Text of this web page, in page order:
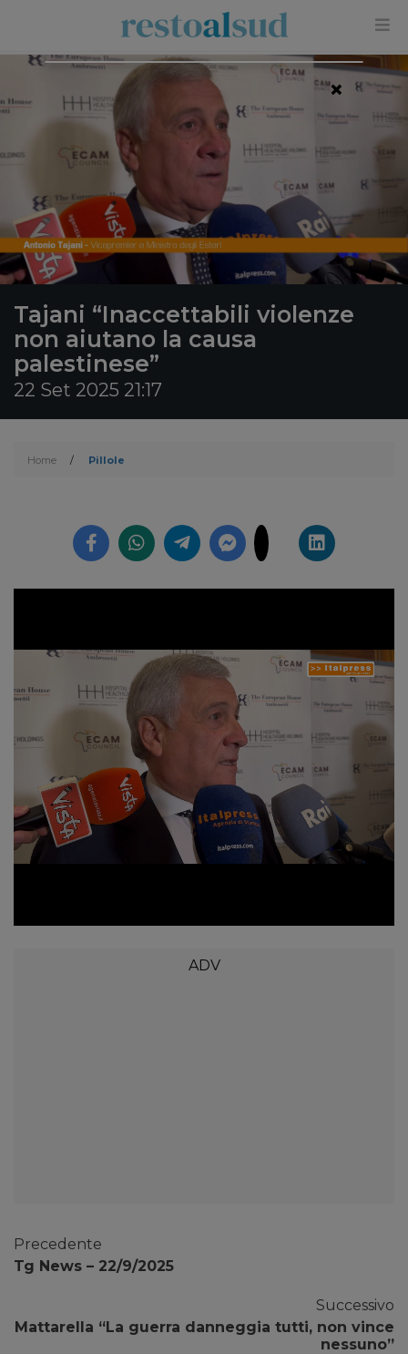
Tajani “Inaccettabili violenze
non aiutano la causa
palestinese”
22 Set 2025 21:17
Home / Pillole
Precedente
Tg News – 22/9/2025
Successivo
Mattarella “La guerra danneggia tutti, non vince
nessuno”
×